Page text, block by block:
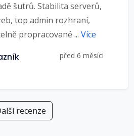
šutrů. Stabilita serverů,
top admin rozhraní,
propracované ... Více
před 6 měsíci
recenze